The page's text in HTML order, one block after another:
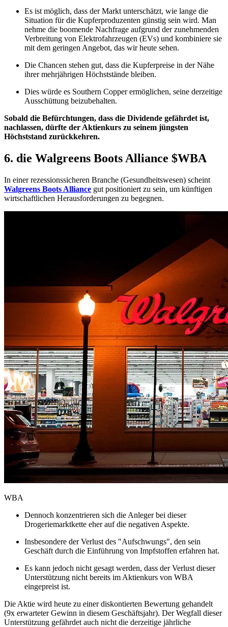
Es ist möglich, dass der Markt unterschätzt, wie lange die
Situation für die Kupferproduzenten günstig sein wird. Man
nehme die boomende Nachfrage aufgrund der zunehmenden
Verbreitung von Elektrofahrzeugen (EVs) und kombiniere sie
mit dem geringen Angebot, das wir heute sehen.
Die Chancen stehen gut, dass die Kupferpreise in der Nähe
ihrer mehrjährigen Höchststände bleiben.
Dies würde es Southern Copper ermöglichen, seine derzeitige
Ausschüttung beizubehalten.
Sobald die Befürchtungen, dass die Dividende gefährdet ist,
nachlassen, dürfte der Aktienkurs zu seinem jüngsten
Höchststand zurückkehren.
6. die Walgreens Boots Alliance $WBA
In einer rezessionssicheren Branche (Gesundheitswesen) scheint
Walgreens Boots Alliance gut positioniert zu sein, um künftigen
wirtschaftlichen Herausforderungen zu begegnen.
WBA
Dennoch konzentrieren sich die Anleger bei dieser
Drogeriemarktkette eher auf die negativen Aspekte.
Insbesondere der Verlust des "Aufschwungs", den sein
Geschäft durch die Einführung von Impfstoffen erfahren hat.
Es kann jedoch nicht gesagt werden, dass der Verlust dieser
Unterstützung nicht bereits im Aktienkurs von WBA
eingepreist ist.
Die Aktie wird heute zu einer diskontierten Bewertung gehandelt
(9x erwarteter Gewinn in diesem Geschäftsjahr). Der Wegfall dieser
Unterstützung gefährdet auch nicht die derzeitige jährliche